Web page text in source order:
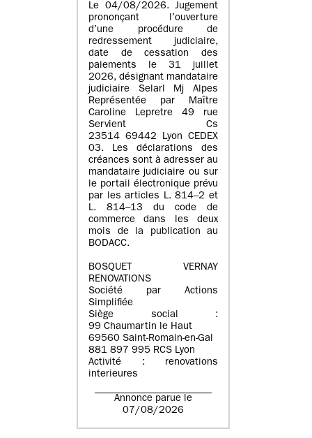
Le 04/08/2026. Jugement
prononçant l’ouverture
d’une procédure de
redressement judiciaire,
date de cessation des
paiements le 31 juillet
2026, désignant mandataire
judiciaire Selarl Mj Alpes
Représentée par Maître
Caroline Lepretre 49 rue
Servient Cs
23514 69442 Lyon CEDEX
03. Les déclarations des
créances sont à adresser au
mandataire judiciaire ou sur
le portail électronique prévu
par les articles L. 814–2 et
L. 814–13 du code de
commerce dans les deux
mois de la publication au
BODACC.
BOSQUET VERNAY
RENOVATIONS
Société par Actions
Simplifiée
Siège social :
99 Chaumartin le Haut
69560 Saint-Romain-en-Gal
881 897 995 RCS Lyon
Activité : renovations
interieures
Annonce parue le
07/08/2026